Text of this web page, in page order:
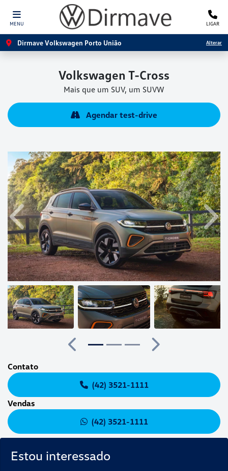
MENU LIGAR
Dirmave Volkswagen Porto União Alterar
Volkswagen T-Cross
Mais que um SUV, um SUVW
Agendar test-drive
Estou interessado
Anterior
Anterior
Próximo
Contato
(42) 3521-1111
Vendas
(42) 3521-1111